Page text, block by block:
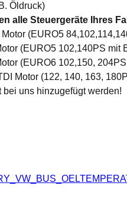
Öldruck)
alle Steuergeräte Ihres
(EURO5
(EURO5 102,140PS
(EURO6 102,150,
Motor (122, 140, 163,
uns hinzugefügt werden!